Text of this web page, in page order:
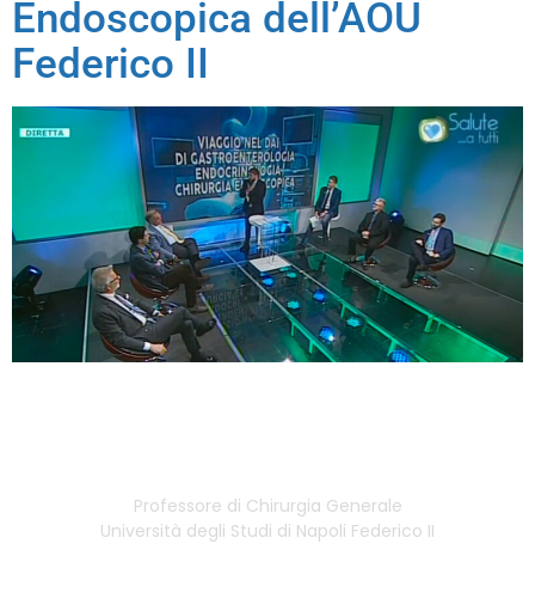
Endoscopica dell’AOU
Federico II
Professore di Chirurgia Generale
Università degli Studi di Napoli Federico II